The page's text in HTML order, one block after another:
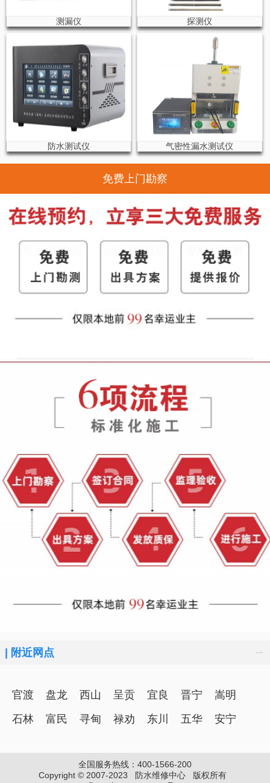
测漏仪 探测仪
防水测试仪 气密性漏水测试仪
免费上门勘察
...
| 附近网点
官渡 盘龙 西山 呈贡 宜良 晋宁
嵩明
石林
富民 寻甸 禄劝 东川 五华 安宁
全国服务热线：400-1566-200
Copyright © 2007-2023 防水维修中心 版权所有